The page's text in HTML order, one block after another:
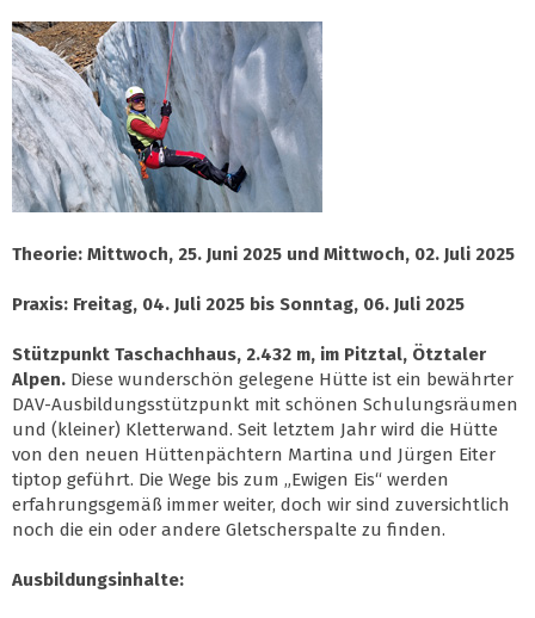
Theorie: Mittwoch, 25. Juni 2025 und Mittwoch, 02. Juli 2025
Praxis: Freitag, 04. Juli 2025 bis Sonntag, 06. Juli 2025
Stützpunkt Taschachhaus, 2.432 m, im Pitztal, Ötztaler
Alpen. Diese wunderschön gelegene Hütte ist ein bewährter
DAV-Ausbildungsstützpunkt mit schönen Schulungsräumen
und (kleiner) Kletterwand. Seit letztem Jahr wird die Hütte
von den neuen Hüttenpächtern Martina und Jürgen Eiter
tiptop geführt. Die Wege bis zum „Ewigen Eis“ werden
erfahrungsgemäß immer weiter, doch wir sind zuversichtlich
noch die ein oder andere Gletscherspalte zu finden.
Ausbildungsinhalte: